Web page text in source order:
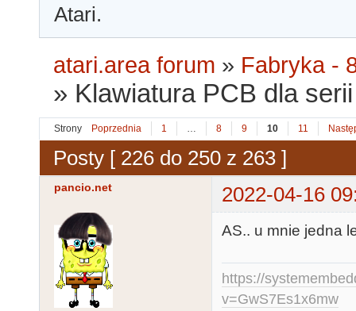
Atari.
atari.area forum » Fabryka -
» Klawiatura PCB dla
Strony Poprzednia 1 … 8 9 10 11
Posty [ 226 do 250 z 263 ]
pancio.net 2022-04-16
AS.. u mnie jedna
https://
v=GwS7Es1x6mw